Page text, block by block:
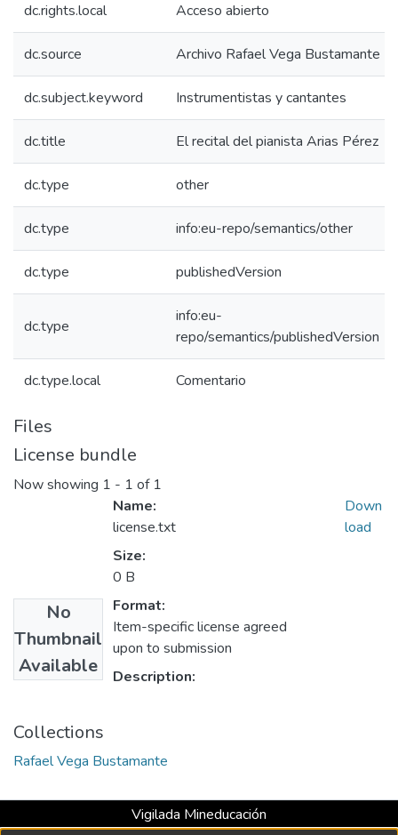
dc.rights.local Acceso abierto
dc.source Archivo Rafael Vega Bustamante
dc.subject.keyword Instrumentistas y cantantes
dc.title El recital del pianista Arias Pérez
dc.type other
dc.type info:eu-repo/semantics/other
dc.type publishedVersion
dc.type
info:eu-
repo/semantics/publishedVersion
dc.type.local Comentario
Files
License bundle
Now showing 1 - 1 of 1
No
Thumbnail
Available
Name:
license.txt
Size:
0 B
Format:
Item-specific license agreed
upon to submission
Description:
Down
load
Collections
Rafael Vega Bustamante
Vigilada Mineducación